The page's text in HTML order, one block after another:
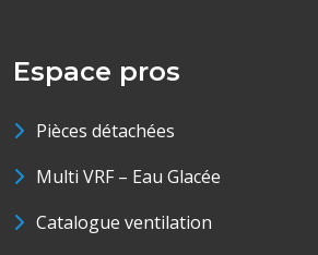
Espace pros
Pièces détachées
Multi VRF – Eau Glacée
Catalogue ventilation